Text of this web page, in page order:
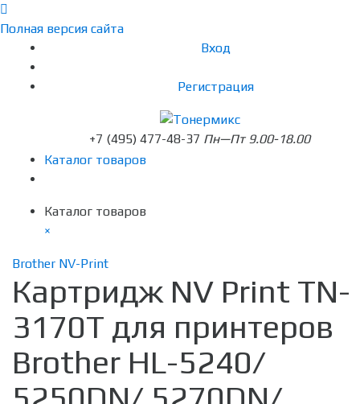
Полная версия сайта
Вход
Регистрация
+7 (495) 477-48-37 Пн—Пт 9.00-18.00
Каталог товаров
Каталог товаров
×
Brother NV-Print
Картридж NV Print TN-
3170T для принтеров
Brother HL-5240/